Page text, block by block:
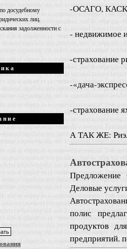
досудебному
лиц.
задолженности с
-ОСАГО,
- недвижимое
-страхование
-«дача-
-страхование
А ТАК ЖЕ:
Предложение
Деловые
полис
продуктов
предприятий.